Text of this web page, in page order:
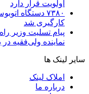
اولویت قرار دارد
۷۳۸۰ دستگاه
کارگیری شد
پیام تسلیت وزیر
نماینده ولی‌فقیه
سایر لینک ها
املاک لینک
درباره ما